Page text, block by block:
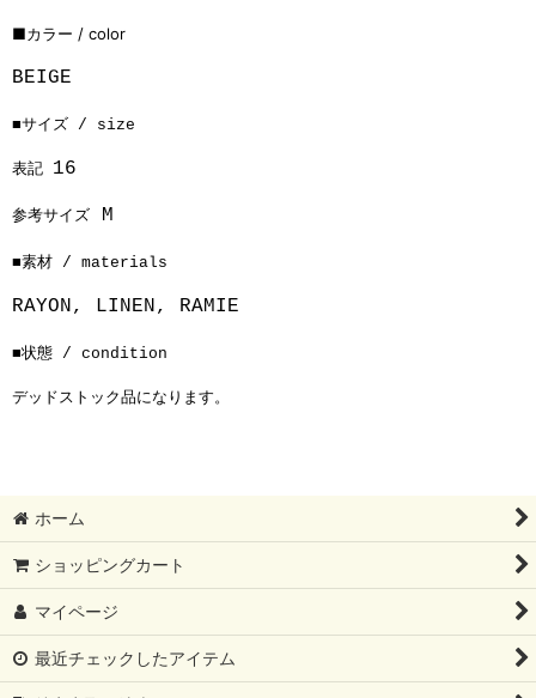
■カラー / color
BEIGE
■サイズ / size
表記 16
参考サイズ M
■素材 / materials
RAYON, LINEN, RAMIE
■状態 / condition
デッドストック品になります。
ホーム
ショッピングカート
マイページ
最近チェックしたアイテム